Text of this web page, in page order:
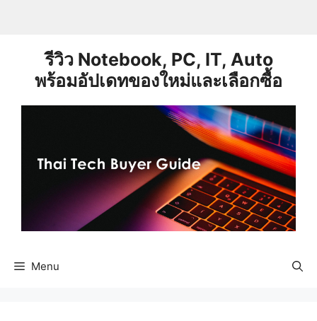
รีวิว Notebook, PC, IT, Auto
พร้อมอัปเดทของใหม่และเลือกซื้อ
Menu